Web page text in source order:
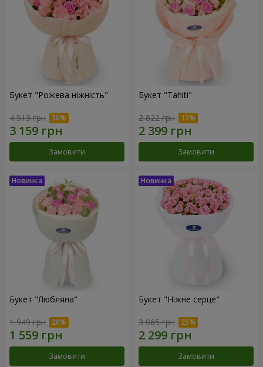
Букет "Рожева ніжність"
4 513 грн
Замовити
Букет "Tahiti"
2 822 грн
Замовити
Букет "Любляна"
1 949 грн
Замовити
Букет "Ніжне серце"
3 065 грн
Замовити